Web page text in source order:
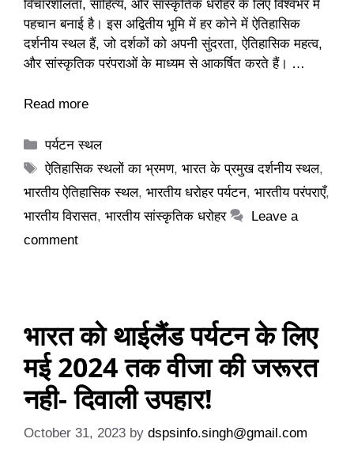
विचारशीलता, साहित्य, और सांस्कृतिक धरोहर के लिए विश्वभर में
पहचान बनाई है। इस अद्वितीय भूमि में हर कोने में ऐतिहासिक
दर्शनीय स्थल हैं, जो दर्शकों को अपनी सुंदरता, ऐतिहासिक महत्व,
और सांस्कृतिक परंपराओं के माध्यम से आकर्षित करते हैं। …
Read more
Categories
पर्यटन स्थल
Tags
ऐतिहासिक स्थलों का भ्रमण,भारत के प्रमुख दर्शनीय स्थल,
भारतीय ऐतिहासिक स्थल, भारतीय धरोहर पर्यटन, भारतीय परंपराएँ,
भारतीय विरासत, भारतीय सांस्कृतिक धरोहर
Leave a
comment
भारत को थाईलैंड पर्यटन के लिए
मई 2024 तक वीजा की जरूरत
नही- दिवाली उपहार!
October 31, 2023 by dspsinfo.singh@gmail.com